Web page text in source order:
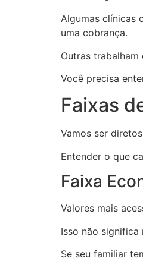
Algumas clínicas
uma cobrança.
Outras
Você precisa
Faixas
Vamos ser
Entender o que
Faixa
Valores mais
Isso não significa
Se seu familiar